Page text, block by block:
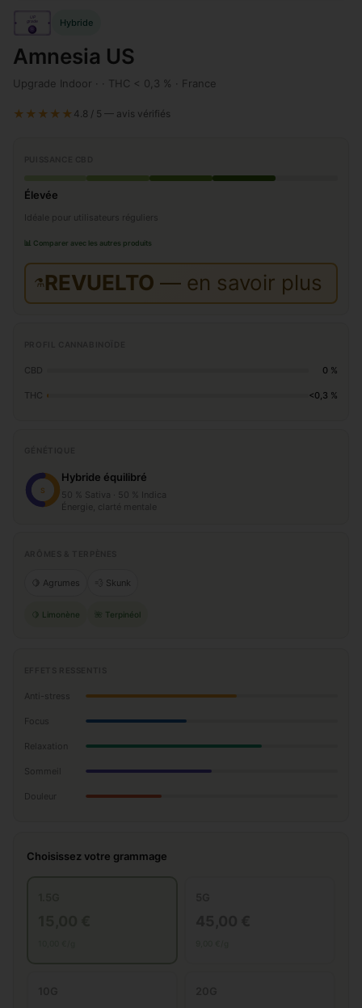
grade Hybride
Amnesia US
Upgrade Indoor · · THC < 0,3 % · France
★★★★★ 4.8 / 5 — avis vérifiés
Élevée
Idéale pour utilisateurs réguliers
📊 Comparer avec les autres produits
⚗️REVUELTO — en savoir plus
CBD 0 %
THC <0,3 %
S
Hybride équilibré
50 % Sativa · 50 % Indica
Énergie, clarté mentale
🍋 Agrumes 💨 Skunk
🍋 Limonène 🌺 Terpinéol
Anti-stress
Focus
Relaxation
Sommeil
Douleur
Choisissez votre grammage